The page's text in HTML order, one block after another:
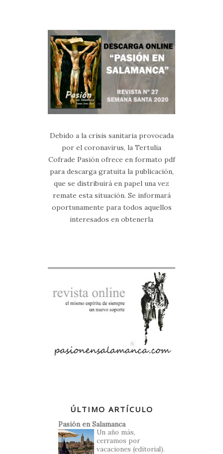
Debido a la crisis sanitaria provocada
por el coronavirus, la Tertulia
Cofrade Pasión ofrece en formato pdf
para descarga gratuita la publicación,
que se distribuirá en papel una vez
remate esta situación. Se informará
oportunamente para todos aquellos
interesados en obtenerla
ÚLTIMO ARTÍCULO
Pasión en Salamanca
Un año más,
cerramos por
vacaciones (editorial).